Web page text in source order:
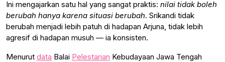
Ini mengajarkan satu hal yang sangat praktis: nilai tidak boleh
berubah hanya karena situasi berubah. Srikandi tidak
berubah menjadi lebih patuh di hadapan Arjuna, tidak lebih
agresif di hadapan musuh — ia konsisten.
Menurut data Balai Pelestarian Kebudayaan Jawa Tengah